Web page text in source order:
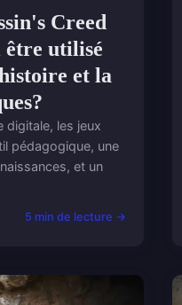
Creed
être utilisé
et la
digitale, les jeux
pédagogique, une
et un
5 min de lecture →